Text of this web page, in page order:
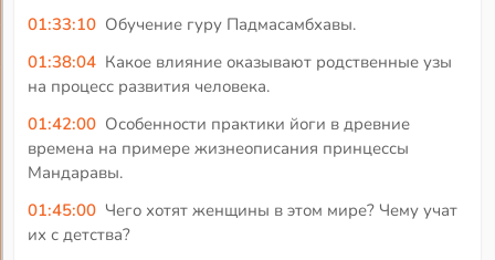
01:33:10 Обучение гуру Падмасамбхавы.
01:38:04 Какое влияние оказывают родственные узы
на процесс развития человека.
01:42:00 Особенности практики йоги в древние
времена на примере жизнеописания принцессы
Мандаравы.
01:45:00 Чего хотят женщины в этом мире? Чему учат
их с детства?